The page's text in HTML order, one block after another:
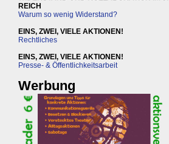
REICH
Warum so wenig Widerstand?
EINS, ZWEI, VIELE AKTIONEN!
Rechtliches
EINS, ZWEI, VIELE AKTIONEN!
Presse- & Öffentlichkeitsarbeit
Werbung